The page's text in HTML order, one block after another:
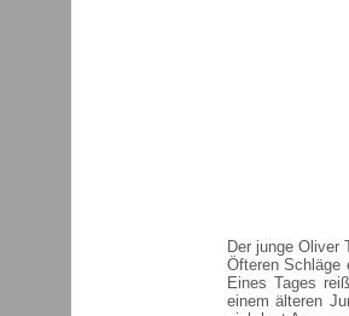
Der junge
Öfteren Schläge
Eines Tages
einem älteren